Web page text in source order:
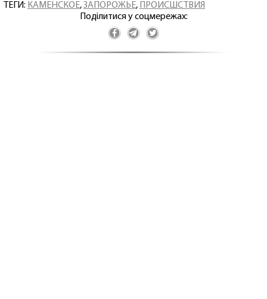
ТЕГИ: КАМЕНСКОЕ,ЗАПОРОЖЬЕ, ПРОИСШСТВИЯ
Поділитися у соцмережах: